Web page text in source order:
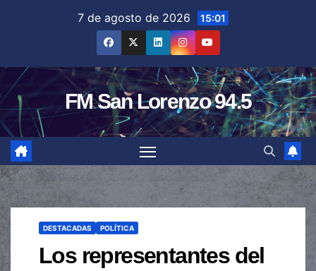
7 de agosto de 2026 15:01
FM San Lorenzo 94.5
DESTACADAS POLÍTICA
Los representantes del